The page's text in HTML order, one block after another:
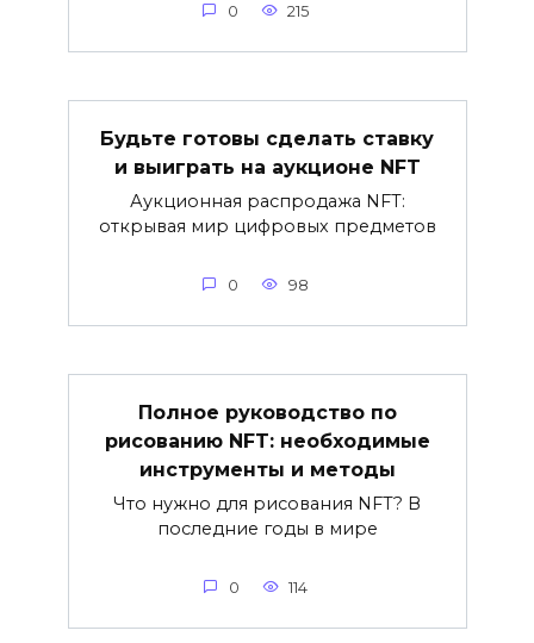
0 215
Будьте готовы сделать ставку
и выиграть на аукционе NFT
Аукционная распродажа NFT:
открывая мир цифровых предметов
0 98
Полное руководство по
рисованию NFT: необходимые
инструменты и методы
Что нужно для рисования NFT? В
последние годы в мире
0 114